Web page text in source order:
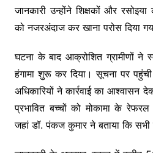
जानकारी उन्होंने शिक्षकों और
को नजरअंदाज कर खाना परोस दिया
घटना के बाद आक्रोशित ग्रामीणों
हंगामा शुरू कर दिया। सूचना पर
अधिकारियों ने कार्रवाई का आश्वासन
प्रभावित बच्चों को मोकामा के
जहां डॉ. पंकज कुमार ने बताया कि